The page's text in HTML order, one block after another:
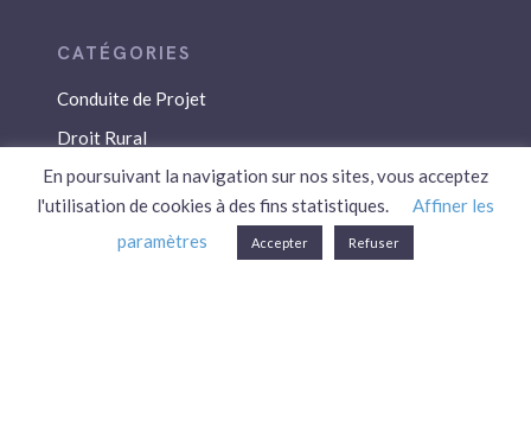
Conduite de Projet
Droit Rural
Droit Social
Économie / Gestion
Environnement
En poursuivant la navigation sur nos sites, vous acceptez
l'utilisation de cookies à des fins statistiques.
Affiner les
paramètres
Accepter Refuser